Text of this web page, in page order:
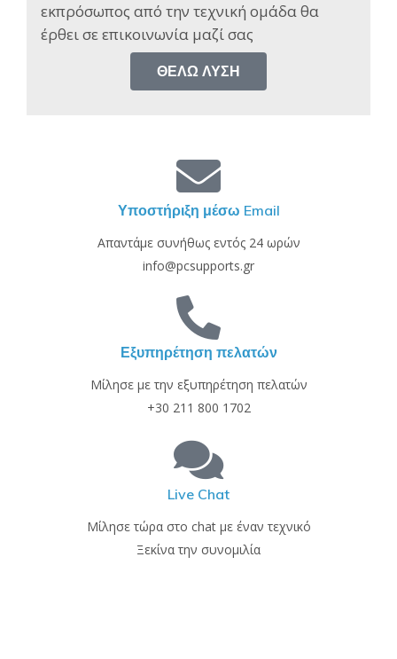
εκπρόσωπος από την τεχνική ομάδα θα
έρθει σε επικοινωνία μαζί σας​
ΘΈΛΩ ΛΎΣΗ
Υποστήριξη μέσω Email
Απαντάμε συνήθως εντός 24 ωρών
info@pcsupports.gr
Εξυπηρέτηση πελατών
Μίλησε με την εξυπηρέτηση πελατών
+30 211 800 1702
Live Chat
Μίλησε τώρα στο chat με έναν τεχνικό
Ξεκίνα την συνομιλία